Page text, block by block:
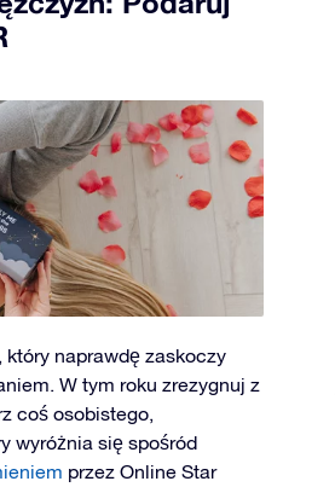
naprawdę zaskoczy
W tym roku zrezygnuj z
coś osobistego,
wyróżnia się spośród
przez Online Star